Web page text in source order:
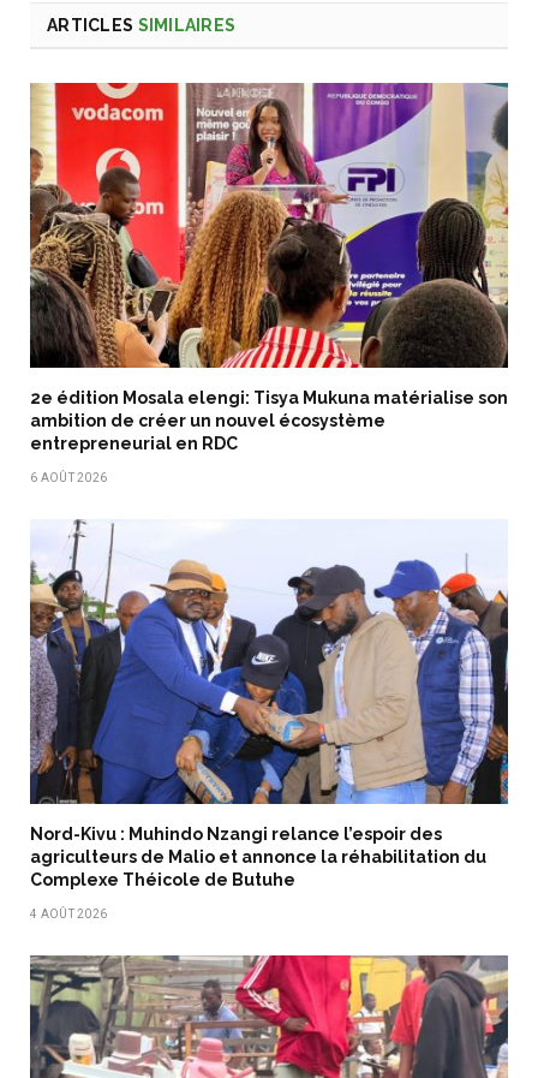
ARTICLES SIMILAIRES
2e édition Mosala elengi: Tisya Mukuna matérialise son
ambition de créer un nouvel écosystème
entrepreneurial en RDC
6 AOÛT 2026
Nord-Kivu : Muhindo Nzangi relance l’espoir des
agriculteurs de Malio et annonce la réhabilitation du
Complexe Théicole de Butuhe
4 AOÛT 2026